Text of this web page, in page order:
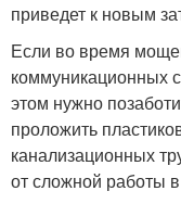
приведет к новым
Если во время
коммуникационных
этом нужно
проложить
канализационных
от сложной работы